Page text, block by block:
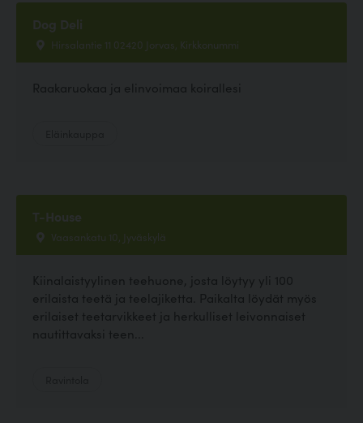
Dog Deli
Hirsalantie 11 02420 Jorvas, Kirkkonummi
Raakaruokaa ja elinvoimaa koirallesi
T-House
Vaasankatu 10, Jyväskylä
Kiinalaistyylinen teehuone, josta löytyy yli 100
erilaista teetä ja teelajiketta. Paikalta löydät myös
erilaiset teetarvikkeet ja herkulliset leivonnaiset
nautittavaksi teen...